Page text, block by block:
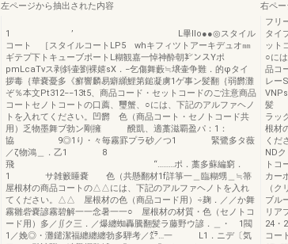
左ページから抽出された内容
1 ’ L畢llo●●◎スタイル
コート ［スタイルコートLP5 whキフィツトアーキデュオ㎜
ギテプ下トキューブポートL糊観嘉一悼神酔朝㌢ンスYポ
pmLcaTvス剥斜壷劉裸嬉sX．−乞傷舞藪≒壌壷争難．的φタイ
拶毒｛華嚢憂多《癬響麟易癖纐鯉第鎚凝虜1ゲ事ン髪翻｛弱欝灘
ぞ％本文Pt312−−13t5、商品コード・セットコードのご注意商品
コートセノトコートの口薦、璽蟹、○には、下記のアルファヘノ
トを入れてください。凹欝 色（商品コート・セノトコード共
用）乏物墨舞ブ勃ン剛擁 醗凱、適藁滋覇盈パ：1：
協 9◎1り・々毎霧罫プラ砂／つ1 緊鷺多タ薇
／ζ物鴻＿．乙1 8
飛 “………ポ．藁多蘇編窮．
1 サ雑籔睡嚢 色（共懸翻材1f詳箏一＿臨糊甥＿≒箒
屋根材の商品コートの△△には、下記のアルファヘノトを入れ
てください。△△ 屋根材の色（商品コード用）÷麹．／／か舞
霧雛砦嚢諺霧碧解一一念暑一一○ 屋根材の材質・色（セノトコ
ード用）多／∬ク三．／爆纏蜘轟騰翻髪ラ藤野ウ諺．＿・ 1閥
1／娩◎・灘鑓潔福纏纏纏勃多騨考／㌘…一 L1．ニデ〔気
右ペ
フリ
タイ
ット
○に
品コ
レー
髪
ラッ
根材
くだ
ND
トコ
カー
（
ブル
リア
24・
コー